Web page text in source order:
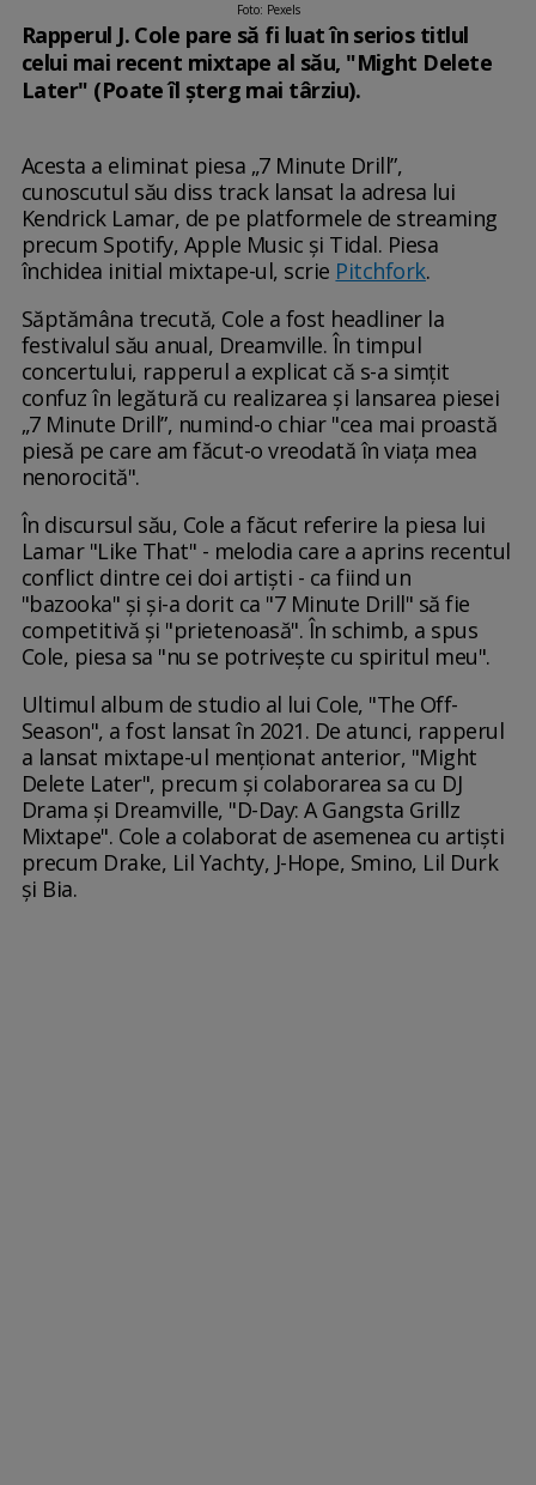
Foto: Pexels
Rapperul J. Cole pare să fi luat în serios titlul
celui mai recent mixtape al său, "Might Delete
Later" (Poate îl șterg mai târziu).
Acesta a eliminat piesa „7 Minute Drill”,
cunoscutul său diss track lansat la adresa lui
Kendrick Lamar, de pe platformele de streaming
precum Spotify, Apple Music și Tidal. Piesa
închidea initial mixtape-ul, scrie Pitchfork.
Săptămâna trecută, Cole a fost headliner la
festivalul său anual, Dreamville. În timpul
concertului, rapperul a explicat că s-a simțit
confuz în legătură cu realizarea și lansarea piesei
„7 Minute Drill”, numind-o chiar "cea mai proastă
piesă pe care am făcut-o vreodată în viața mea
nenorocită".
În discursul său, Cole a făcut referire la piesa lui
Lamar "Like That" - melodia care a aprins recentul
conflict dintre cei doi artiști - ca fiind un
"bazooka" și și-a dorit ca "7 Minute Drill" să fie
competitivă și "prietenoasă". În schimb, a spus
Cole, piesa sa "nu se potrivește cu spiritul meu".
Ultimul album de studio al lui Cole, "The Off-
Season", a fost lansat în 2021. De atunci, rapperul
a lansat mixtape-ul menționat anterior, "Might
Delete Later", precum și colaborarea sa cu DJ
Drama și Dreamville, "D-Day: A Gangsta Grillz
Mixtape". Cole a colaborat de asemenea cu artiști
precum Drake, Lil Yachty, J-Hope, Smino, Lil Durk
și Bia.